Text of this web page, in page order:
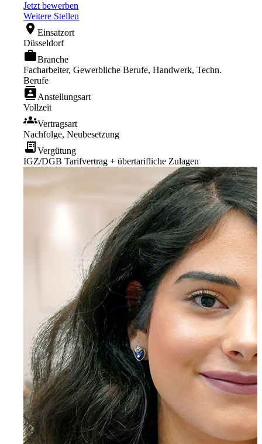
Jetzt bewerben
Weitere Stellen
location_onEinsatzort
Düsseldorf
workBranche
Facharbeiter, Gewerbliche Berufe, Handwerk, Techn.
Berufe
contactsAnstellungsart
Vollzeit
groupsVertragsart
Nachfolge, Neubesetzung
receipt_longVergütung
IGZ/DGB Tarifvertrag + übertarifliche Zulagen